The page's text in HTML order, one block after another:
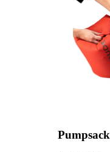
Pumpsack